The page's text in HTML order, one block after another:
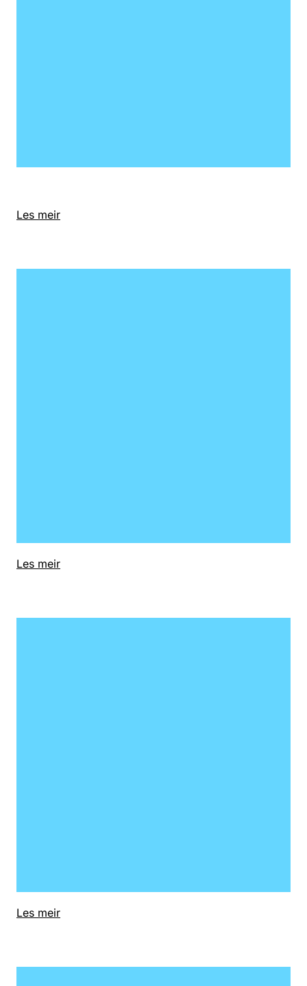
Les meir
Les meir
Les meir